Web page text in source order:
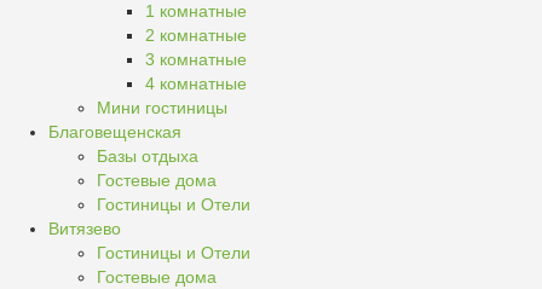
1 комнатные
2 комнатные
3 комнатные
4 комнатные
Мини гостиницы
Благовещенская
Базы отдыха
Гостевые дома
Гостиницы и Отели
Витязево
Гостиницы и Отели
Гостевые дома